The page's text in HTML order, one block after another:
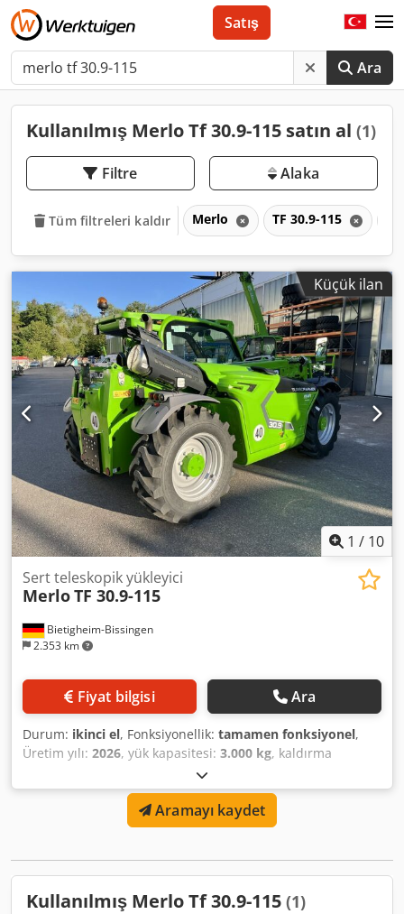
Ara
Satış
Kullanılmış Merlo Tf 30.9-115 satın al (1)
Filtre Alaka
Tüm filtreleri kaldır Merlo TF 30.9-115
Küçük ilan
1 / 10
Bietigheim-Bissingen
2.353 km
Sert teleskopik yükleyici
MerloTF 30.9-115
Fiyat bilgisi Ara
Durum: ikinci el, Fonksiyonellik: tamamen fonksiyonel,
Üretim yılı: 2026, yük kapasitesi: 3.000 kg, kaldırma
, yakıt türü:
teleskopik, inşaat yüksekliği:2.120 mm, boş ağırlık:7.200
, toplam uzunluk:4.330 mm, çekiş tipi:
2.100 mm, Rijit teleskopik forklift Dedjy Hm D
Lastiklerin ön boyutu: 400/70-20 Arka lastik ebadı: 400/70-
Aramayı kaydet
Kullanılmış Merlo Tf 30.9-115 (1)